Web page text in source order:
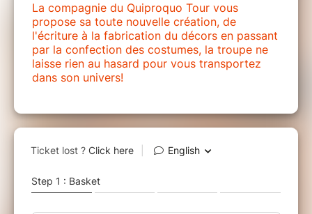
La compagnie du Quiproquo Tour vous
propose sa toute nouvelle création, de
l'écriture à la fabrication du décors en passant
par la confection des costumes, la troupe ne
laisse rien au hasard pour vous transportez
dans son univers!